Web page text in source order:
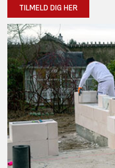
TILMELD DIG HER